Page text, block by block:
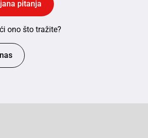
pitanja
ono što tražite?